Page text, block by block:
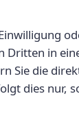
Dritten in
Sie die
dies nur,